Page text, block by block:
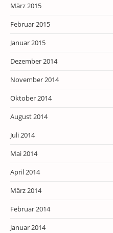
März 2015
Februar 2015
Januar 2015
Dezember 2014
November 2014
Oktober 2014
August 2014
Juli 2014
Mai 2014
April 2014
März 2014
Februar 2014
Januar 2014